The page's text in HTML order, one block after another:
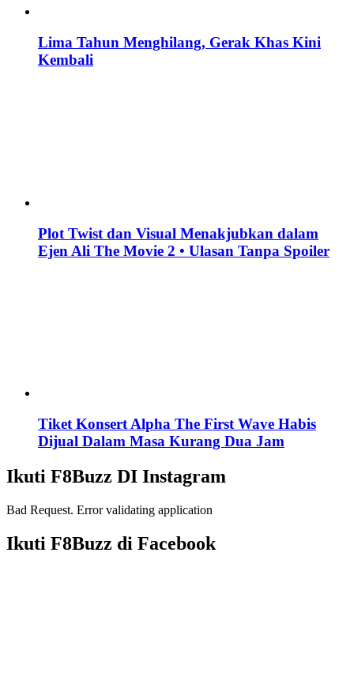
Lima Tahun Menghilang, Gerak Khas Kini
Kembali
Plot Twist dan Visual Menakjubkan dalam
Ejen Ali The Movie 2 • Ulasan Tanpa Spoiler
Tiket Konsert Alpha The First Wave Habis
Dijual Dalam Masa Kurang Dua Jam
Ikuti F8Buzz DI Instagram
Bad Request. Error validating application
Ikuti F8Buzz di Facebook